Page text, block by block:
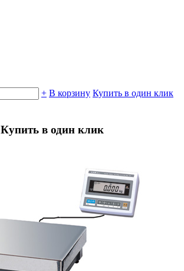
+ В корзину Купить в один клик
Купить в один клик